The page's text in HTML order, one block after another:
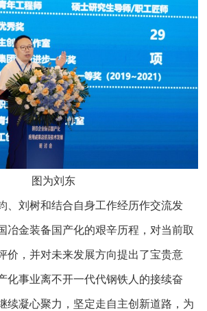
图为刘东
刘树和结合自身工作经历作交流发
冶金装备国产化的艰辛历程，对当前取
价，并对未来发展方向提出了宝贵意
化事业离不开一代代钢铁人的接续奋
续凝心聚力，坚定走自主创新道路，为